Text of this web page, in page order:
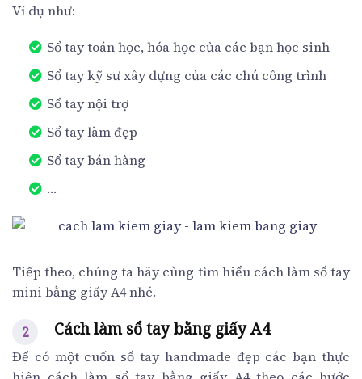
Ví dụ như:
Sổ tay toán học, hóa học của các bạn học sinh
Sổ tay kỹ sư xây dựng của các chú công trình
Sổ tay nội trợ
Sổ tay làm đẹp
Sổ tay bán hàng
…
Tiếp theo, chúng ta hãy cùng tìm hiểu cách làm sổ tay
mini bằng giấy A4 nhé.
Cách làm sổ tay bằng giấy A4
Để có một cuốn sổ tay handmade đẹp các bạn thực